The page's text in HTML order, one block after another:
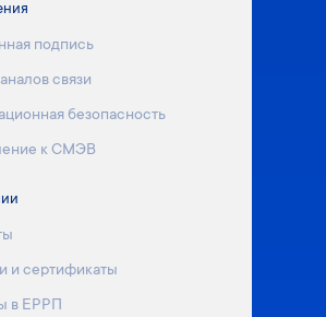
подпись
связи
безопасность
к СМЭВ
и сертификаты
в ЕРРП